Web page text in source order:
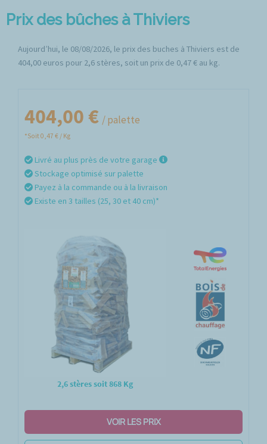
Prix des bûches à Thiviers
Aujourd’hui, le 08/08/2026, le prix des buches à Thiviers est de
404,00 euros pour 2,6 stères, soit un prix de 0,47 € au kg.
2,6 stères soit 868 Kg
404,00 € / palette
*Soit 0,47 € / Kg
Livré au plus près de votre garage
Stockage optimisé sur palette
Payez à la commande ou à la livraison
Existe en 3 tailles (25, 30 et 40 cm)*
VOIR LES PRIX